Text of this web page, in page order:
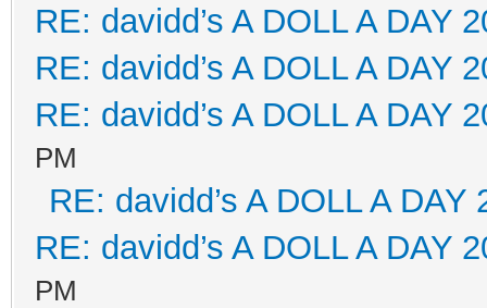
RE: davidd’s A DOLL A DAY
RE: davidd’s A DOLL A DAY
RE: davidd’s A DOLL A DAY
PM
RE: davidd’s A DOLL A DAY
RE: davidd’s A DOLL A DAY
PM